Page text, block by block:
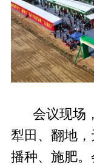
会议现场，
犁田、翻地
播种、施肥